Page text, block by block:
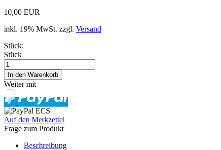
10,00 EUR
inkl. 19% MwSt. zzgl. Versand
Stück:
Stück
Weiter mit
Auf den Merkzettel
Frage zum Produkt
Beschreibung